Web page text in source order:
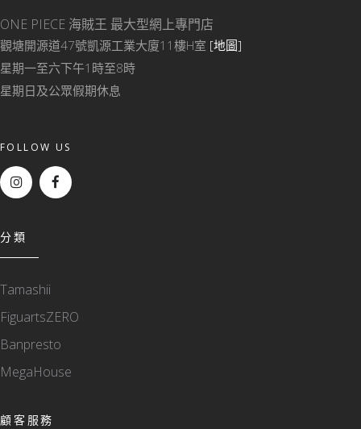
ONE PIECE 海賊王 最大型網上專門店
觀塘開源道47號凱源工業大廈11樓H室 [地圖]
星期一至六下午1時至8時
星期日及公眾假期休息
FOLLOW US
分類
Tamashii
FiguartsZERO
Banpresto
MegaHouse
顧客服務